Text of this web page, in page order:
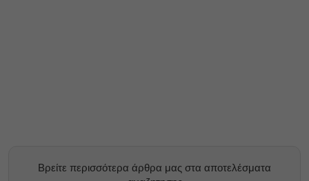
Βρείτε περισσότερα άρθρα μας στα αποτελέσματα